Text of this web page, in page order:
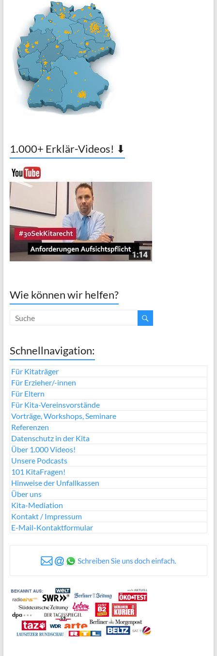
1.000+ Erklär-Videos! ⬇
Wie können wir helfen?
Schnellnavigation:
Für Kitaträger
Für Erzieher/-innen
Für Eltern
Für Kita-Vereinsvorstände
Vorträge, Workshops, Seminare
Referenzen
Datenschutz in der Kita
Über 1.000 Videos!
Unsere Podcasts
101 KitaFragen!
Hinweise der Unfallkassen
Über uns
Kita-Mediation
Kontakt / Impressum
E-Mail-Kontaktformular